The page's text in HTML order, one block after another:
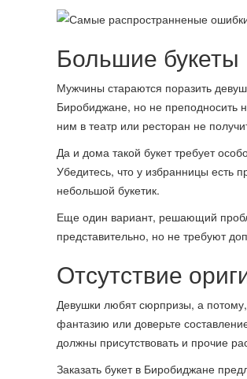
Большие букеты
Мужчины стараются поразить
Биробиджане, но не преподносить
ним в театр или ресторан не
Да и дома такой букет требует
Убедитесь, что у избранницы есть
небольшой букетик.
Еще один вариант, решающий
представительно, но не требуют
Отсутствие
Девушки любят сюрпризы, а потому,
фантазию или доверьте
должны присутствовать и прочие
Заказать букет в Биробиджане